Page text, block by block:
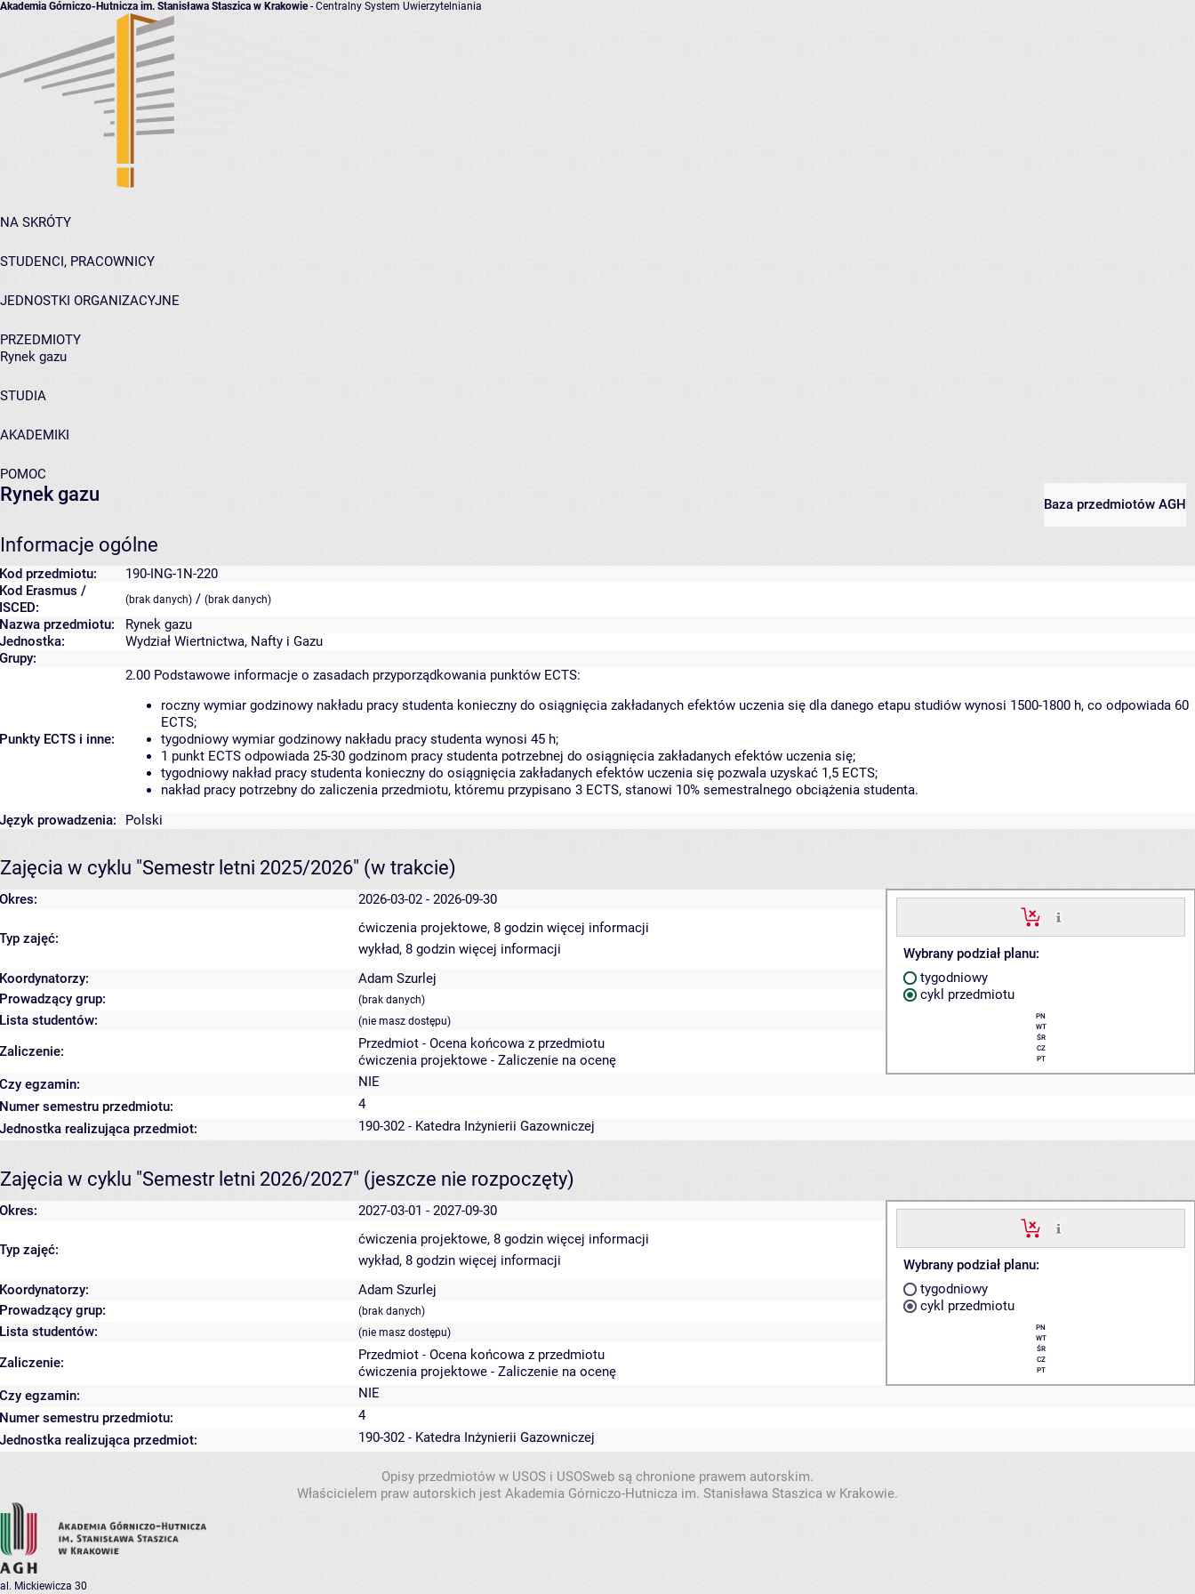
Akademia Górniczo-Hutnicza im. Stanisława Staszica w Krakowie- Centralny System Uwierzytelniania
NA SKRÓTY
STUDENCI, PRACOWNICY
JEDNOSTKI ORGANIZACYJNE
PRZEDMIOTY
Rynek gazu
STUDIA
AKADEMIKI
POMOC
Baza przedmiotów AGH
Rynek gazu
Informacje ogólne
Kod przedmiotu:
190-ING-1N-220
Kod Erasmus /
ISCED:
(brak danych) / (brak danych)
Nazwa przedmiotu:
Rynek gazu
Jednostka:
Wydział Wiertnictwa, Nafty i Gazu
Grupy:
Punkty ECTS i inne:
2.00 Podstawowe informacje o zasadach przyporządkowania punktów ECTS:
roczny wymiar godzinowy nakładu pracy studenta konieczny do osiągnięcia zakładanych efektów uczenia się dla danego etapu studiów wynosi 1500-1800 h, co odpowiada 60
ECTS;
tygodniowy wymiar godzinowy nakładu pracy studenta wynosi 45 h;
1 punkt ECTS odpowiada 25-30 godzinom pracy studenta potrzebnej do osiągnięcia zakładanych efektów uczenia się;
tygodniowy nakład pracy studenta konieczny do osiągnięcia zakładanych efektów uczenia się pozwala uzyskać 1,5 ECTS;
nakład pracy potrzebny do zaliczenia przedmiotu, któremu przypisano 3 ECTS, stanowi 10% semestralnego obciążenia studenta.
Język prowadzenia:
Polski
Zajęcia w cyklu "Semestr letni 2025/2026" (w trakcie)
Okres: 2026-03-02 - 2026-09-30
Wybrany podział planu:
tygodniowy
cykl przedmiotu
PN
WT
ŚR
CZ
PT
Typ zajęć:
ćwiczenia projektowe, 8 godzin więcej informacji
wykład, 8 godzin więcej informacji
Koordynatorzy:
Adam Szurlej
Prowadzący grup:
(brak danych)
Lista studentów: (nie masz dostępu)
Zaliczenie:
Przedmiot - Ocena końcowa z przedmiotu
ćwiczenia projektowe - Zaliczenie na ocenę
Czy egzamin:
NIE
Numer semestru przedmiotu:
4
Jednostka realizująca przedmiot:
190-302 - Katedra Inżynierii Gazowniczej
Zajęcia w cyklu "Semestr letni 2026/2027" (jeszcze nie rozpoczęty)
Okres: 2027-03-01 - 2027-09-30
Wybrany podział planu:
tygodniowy
cykl przedmiotu
PN
WT
ŚR
CZ
PT
Typ zajęć:
ćwiczenia projektowe, 8 godzin więcej informacji
wykład, 8 godzin więcej informacji
Koordynatorzy:
Adam Szurlej
Prowadzący grup:
(brak danych)
Lista studentów: (nie masz dostępu)
Zaliczenie:
Przedmiot - Ocena końcowa z przedmiotu
ćwiczenia projektowe - Zaliczenie na ocenę
Czy egzamin:
NIE
Numer semestru przedmiotu:
4
Jednostka realizująca przedmiot:
190-302 - Katedra Inżynierii Gazowniczej
Opisy przedmiotów w USOS i USOSweb są chronione prawem autorskim.
Właścicielem praw autorskich jest Akademia Górniczo-Hutnicza im. Stanisława Staszica w Krakowie.
al. Mickiewicza 30